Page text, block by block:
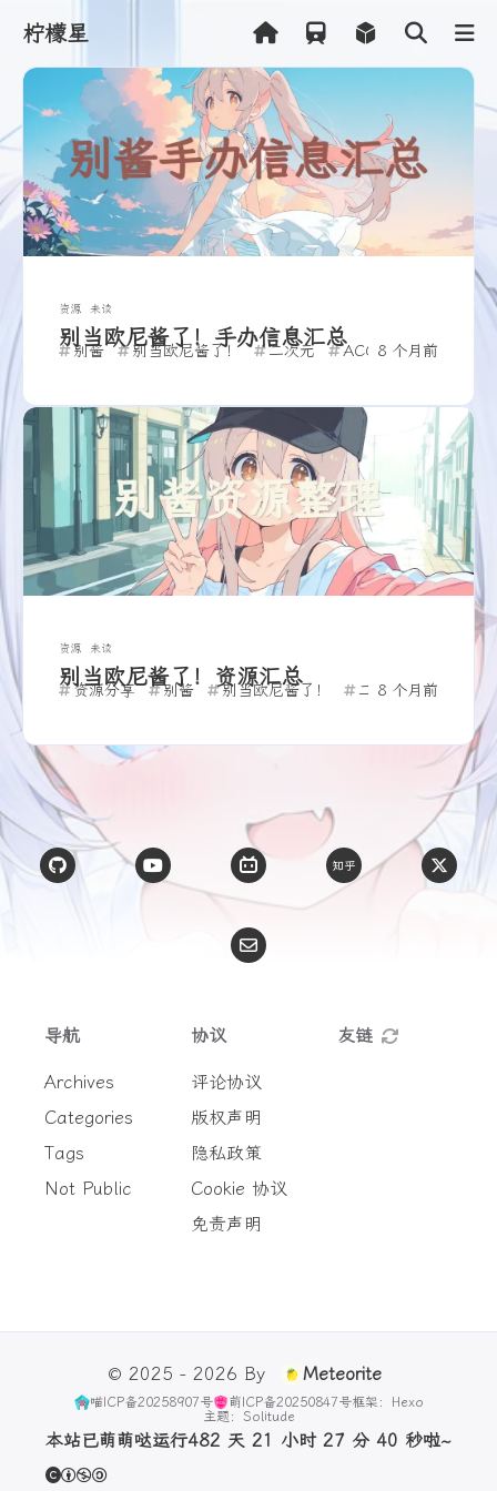
Shift 关闭快捷菜单
Shift A 打开控制台
Shift M 播放/暂停音乐
柠檬星
资源 未读
别当欧尼酱了！手办信息汇总
别酱 别当欧尼酱了！ 二次元 ACGN 资源汇总
8 个月前
资源 未读
别当欧尼酱了！资源汇总
资源分享 别酱 别当欧尼酱了！ 二次元 ACGN
8 个月前
导航
Archives
Categories
Tags
Not Public
协议
评论协议
版权声明
隐私政策
Cookie 协议
免责声明
友链
© 2025 - 2026 By Meteorite
喵ICP备20258907号 萌ICP备20250847号框架：Hexo
主题：Solitude
本站已萌萌哒运行482 天 21 小时 27 分 41 秒啦~